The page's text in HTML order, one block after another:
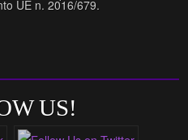
UE n. 2016/679.
US!